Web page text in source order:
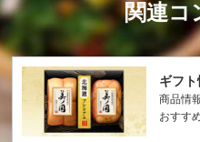
関連コ
ギフ
商品情
おすす